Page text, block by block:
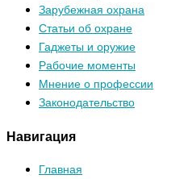
Зарубежная охрана
Статьи об охране
Гаджеты и оружие
Рабочие моменты
Мнение о профессии
Законодательство
Навигация
Главная